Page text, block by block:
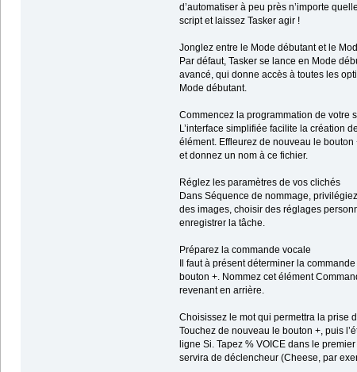
d’automatiser à peu près n’importe
script et laissez Tasker agir !
Jonglez entre le Mode débutant et le
Par défaut, Tasker se lance en Mode
avancé, qui donne accès à toutes les
Mode débutant.
Commencez la programmation de votre
L’interface simplifiée facilite la création
élément. Effleurez de nouveau le
et donnez un nom à ce fichier.
Réglez les paramètres de vos clichés
Dans Séquence de nommage,
des images, choisir des réglages
enregistrer la tâche.
Préparez la commande vocale
Il faut à présent déterminer la
bouton +. Nommez cet élément
revenant en arrière.
Choisissez le mot qui permettra la prise
Touchez de nouveau le bouton +, puis
ligne Si. Tapez % VOICE dans le
servira de déclencheur (Cheese, par